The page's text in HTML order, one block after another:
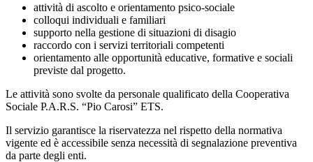
attività di ascolto e orientamento psico‑sociale
colloqui individuali e familiari
supporto nella gestione di situazioni di disagio
raccordo con i servizi territoriali competenti
orientamento alle opportunità educative, formative e sociali
previste dal progetto.
Le attività sono svolte da personale qualificato della Cooperativa
Sociale P.A.R.S. “Pio Carosi” ETS.
Il servizio garantisce la riservatezza nel rispetto della normativa
vigente ed è accessibile senza necessità di segnalazione preventiva
da parte degli enti.